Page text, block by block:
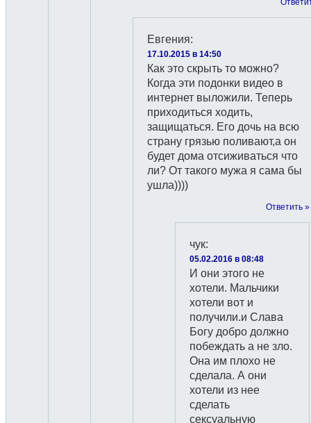
Евгения:
17.10.2015 в 14:50
Как это скрыть то можно?
Когда эти подонки видео в
интернет выложили. Теперь
приходиться ходить,
защищаться. Его дочь на всю
страну грязью поливают,а он
будет дома отсиживаться что
ли? От такого мужа я сама бы
ушла))))
Ответить »
чук:
05.02.2016 в 08:48
И они этого не
хотели. Мальчики
хотели вот и
получили.и Слава
Богу добро должно
побеждать а не зло.
Она им плохо не
сделала. А они
хотели из нее
сделать
сексуальную